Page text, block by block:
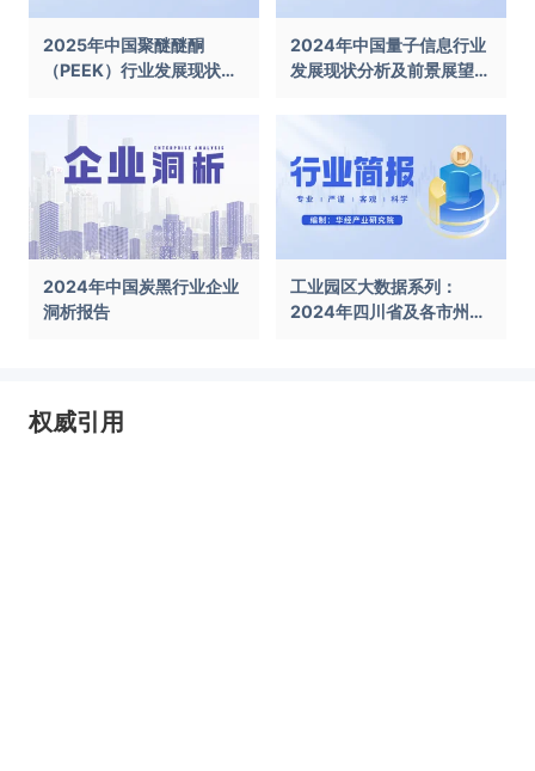
2025年中国聚醚醚酮
（PEEK）行业发展现状及
2024年中国量子信息行业
发展现状分析及前景展望报
2024年中国炭黑行业企业
洞析报告
工业园区大数据系列：
2024年四川省及各市州工
权威引用